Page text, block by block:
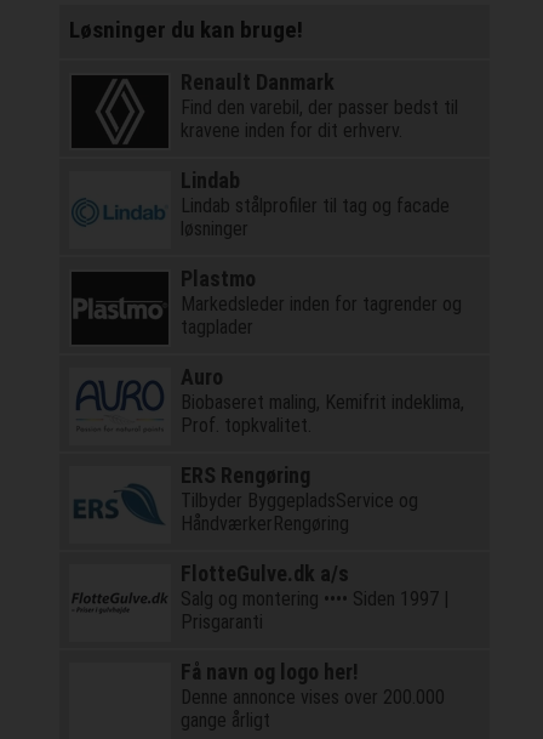
Løsninger du kan bruge!
Renault Danmark
Find den varebil, der passer bedst til
kravene inden for dit erhverv.
Lindab
Lindab stålprofiler til tag og facade
løsninger
Plastmo
Markedsleder inden for tagrender og
tagplader
Auro
Biobaseret maling, Kemifrit indeklima,
Prof. topkvalitet.
ERS Rengøring
Tilbyder ByggepladsService og
HåndværkerRengøring
FlotteGulve.dk a/s
Salg og montering •••• Siden 1997 |
Prisgaranti
Få navn og logo her!
Denne annonce vises over 200.000
gange årligt